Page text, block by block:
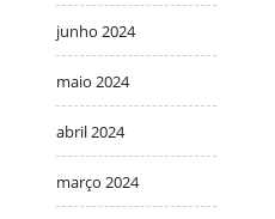
junho 2024
maio 2024
abril 2024
março 2024